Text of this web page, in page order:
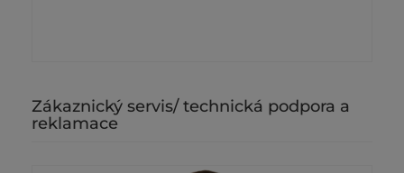
Zákaznický servis/ technická podpora a
reklamace